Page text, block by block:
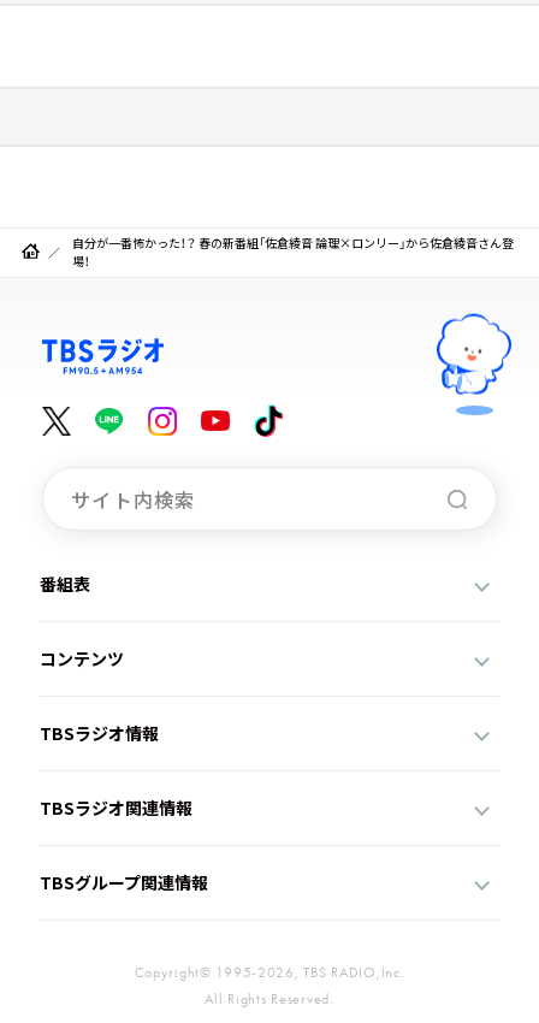
自分が一番怖かった！？ 春の新番組「佐倉綾音 論理×ロンリー」から佐倉綾音さん登
場！
番組表
コンテンツ
TBSラジオ情報
TBSラジオ関連情報
TBSグループ関連情報
Copyright© 1995-2026, TBS RADIO,Inc.
All Rights Reserved.